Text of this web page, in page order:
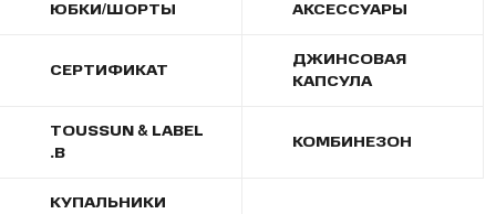
ЮБКИ/ШОРТЫ АКСЕССУАРЫ
СЕРТИФИКАТ
ДЖИНСОВАЯ
КАПСУЛА
TOUSSUN & LABEL
.B
КОМБИНЕЗОН
КУПАЛЬНИКИ